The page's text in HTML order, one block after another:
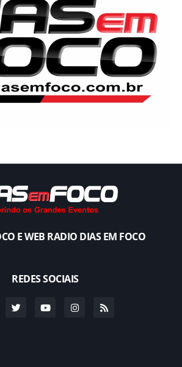
E WEB RADIO DIAS EM FOCO
REDES SOCIAIS